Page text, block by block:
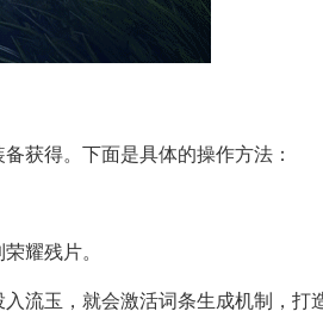
获得。下面是具体的操作方法：
耀残片。
流玉，就会激活词条生成机制，打